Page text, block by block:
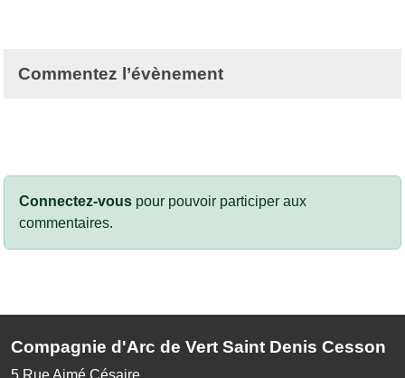
Commentez l’évènement
Connectez-vous pour pouvoir participer aux
commentaires.
Compagnie d'Arc de Vert Saint Denis Cesson
5 Rue Aimé Césaire